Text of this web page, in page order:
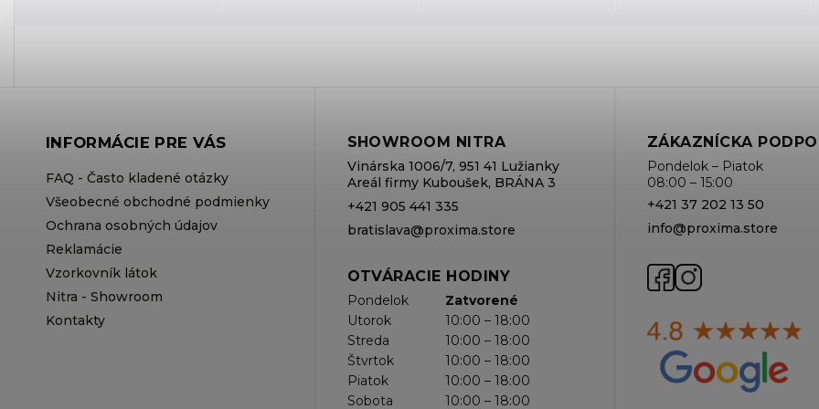
INFORMÁCIE PRE VÁS
FAQ - Často kladené otázky
Všeobecné obchodné podmienky
Ochrana osobných údajov
Reklamácie
Vzorkovník látok
Nitra - Showroom
Kontakty
SHOWROOM NITRA
Vinárska 1006/7, 951 41 Lužianky
Areál firmy Kuboušek, BRÁNA 3
+421 905 441 335
bratislava@proxima.store
OTVÁRACIE HODINY
Pondelok
Zatvorené
Utorok
10:00 – 18:00
Streda
10:00 – 18:00
Štvrtok
10:00 – 18:00
Piatok
10:00 – 18:00
Sobota
10:00 – 18:00
ZÁKAZNÍCKA
Pondelok – Piatok
08:00 – 15:00
+421 37 202 13 50
info@proxima.store